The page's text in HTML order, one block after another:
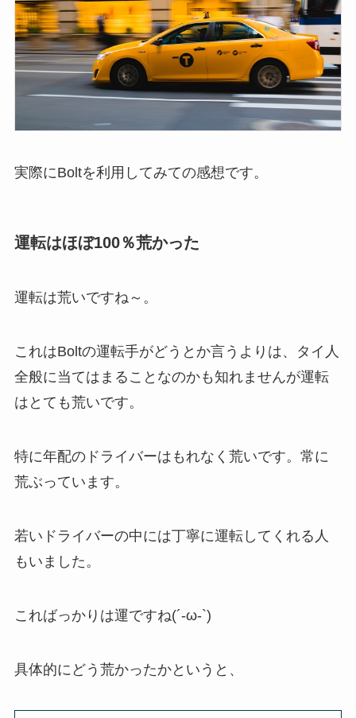
実際にBoltを利用してみての感想です。
運転はほぼ100％荒かった
運転は荒いですね～。
これはBoltの運転手がどうとか言うよりは、タイ人
全般に当てはまることなのかも知れませんが運転
はとても荒いです。
特に年配のドライバーはもれなく荒いです。常に
荒ぶっています。
若いドライバーの中には丁寧に運転してくれる人
もいました。
こればっかりは運ですね(´-ω-`)
具体的にどう荒かったかというと、